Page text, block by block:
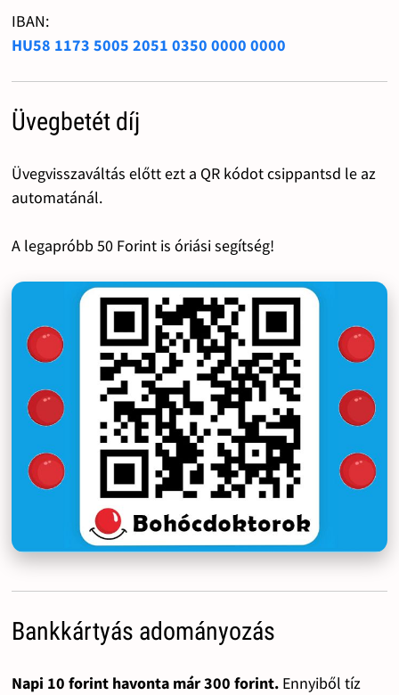
IBAN:
HU58 1173 5005 2051 0350 0000 0000
Üvegbetét díj
Üvegvisszaváltás előtt ezt a QR kódot csippantsd le az
automatánál.
A legapróbb 50 Forint is óriási segítség!
Bankkártyás adományozás
Napi 10 forint havonta már 300 forint.Ennyiből tíz